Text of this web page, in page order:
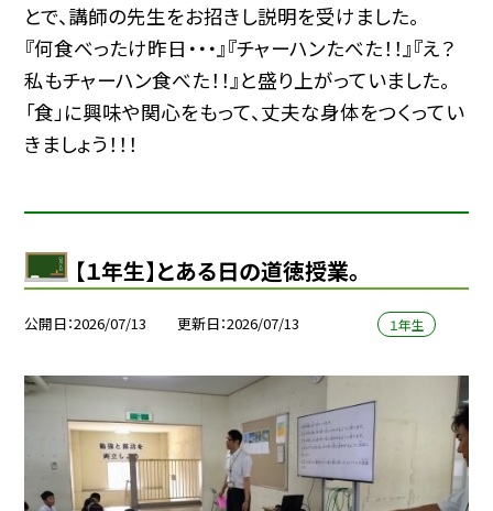
とで、講師の先生をお招きし説明を受けました。
『何食べったけ昨日・・・』『チャーハンたべた！！』『え？
私もチャーハン食べた！！』と盛り上がっていました。
「食」に興味や関心をもって、丈夫な身体をつくってい
きましょう！！！
【１年生】とある日の道徳授業。
公開日 2026/07/13 更新日 2026/07/13 １年生